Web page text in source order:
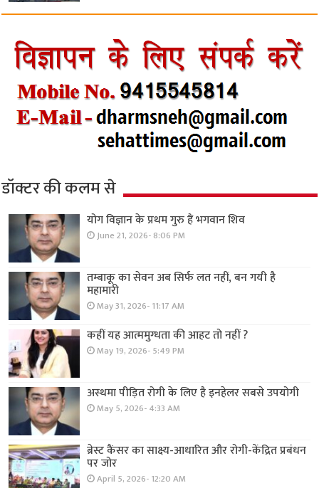
डॉक्टर की कलम से
योग विज्ञान के प्रथम गुरु हैं भगवान शिव
June 21, 2026- 8:06 PM
तम्बाकू का सेवन अब सिर्फ लत नहीं, बन गयी है
महामारी
May 31, 2026- 11:17 AM
कहीं यह आत्ममुग्धता की आहट तो नहीं ?
May 19, 2026- 5:49 PM
अस्थमा पीड़ित रोगी के लिए है इनहेलर सबसे उपयोगी
May 5, 2026- 4:33 AM
ब्रेस्ट कैंसर का साक्ष्य-आधारित और रोगी-केंद्रित प्रबंधन
पर जोर
April 5, 2026- 12:20 AM